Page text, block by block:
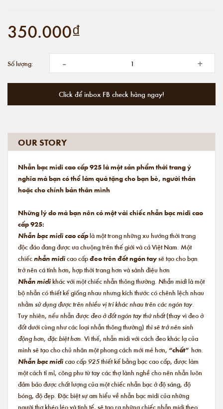
350.000₫
Số lượng: - +
Click để inbox FB check hàng ngay!
OUR STORY
Nhẫn bạc midi cao cấp 925 là một sản phẩm thời trang ý
nghĩa mà bạn có thể làm quà tặng cho bạn bè, người thân
hoặc cho chính bản thân mình
Những lý do mà bạn nên có một vài chiếc nhẫn bạc midi cao
cấp 925:
Nhẫn bạc midi cao cấplà một trong những xu hướng thời trang
độc đáo đang được ưa chuộng trên thế giới và cả Việt Nam. Một
chiếcnhẫn midicao cấpđeo trên đốt ngón taysẽ tạo cho bạn
trở nên cá tính hơn, hợp thời trang hơn và sành điệu hơn
Nhẫn midikhác với một chiếc nhẫn thông thường. Nhẫn midilà một
bộ nhẫn có thiết kế giống nhau nhưng kích thước có chênh lệch nhau
nhằm sử dụng được trên nhiều vị trí khác nhau trên các ngón tay.
Tuy nhiên, nếu nhẫn được đeo ở đốt ngón tay thứ nhất(thay vì đeo ở
đốt dưới cùng như các loại nhẫn thông thường) thì sẽ trở nên sinh
động hơn, đặc biệt hơn. Vì thế, nhẫn midi với cách đeo khác lạ của
mình sẽ tạo cho chủ nhân một phong cách mới mẻ hơn, “chất” hơn.
Nhẫn bạc midi cao cấp 925thiết kế bằng bạc cao cấp, được làm
một cách tỉ mỉ, công phu từ tay các thợ lành nghề cho nên nhẫn luôn
đảm bảo được chất lượng của một chiếc nhẫn bạc ở độ sáng, độ
bóng, độ đẹp. Đặc biệt sự am hiểu về nhẫn bạc midi của những
người thợ khéo léo và tinh tế, sẽ tạo ra những chiếc nhẫn midi theo